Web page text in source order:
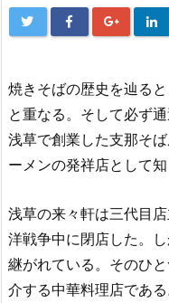
焼きそばの歴史を辿る
と重なる。そして必ず
浅草で創業した支那そ
ーメンの発祥店として知
浅草の来々軒は三代目
洋戦争中に閉店した。
継がれている。そのひ
介する中華料理店である